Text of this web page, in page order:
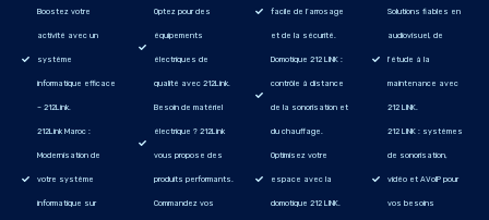
Boostez votre
activité avec un
système
informatique efficace
– 212Link.
212Link Maroc :
Modernisation de
votre système
informatique sur
Optez pour des
équipements
électriques de
qualité avec 212Link.
Besoin de matériel
électrique ? 212Link
vous propose des
produits performants.
Commandez vos
facile de l’arrosage
et de la sécurité.
Domotique 212 LINK :
contrôle à distance
de la sonorisation et
du chauffage.
Optimisez votre
espace avec la
domotique 212 LINK.
Solutions fiables en
audiovisuel, de
l'étude à la
maintenance avec
212 LINK.
212 LINK : systèmes
de sonorisation,
vidéo et AVoIP pour
vos besoins